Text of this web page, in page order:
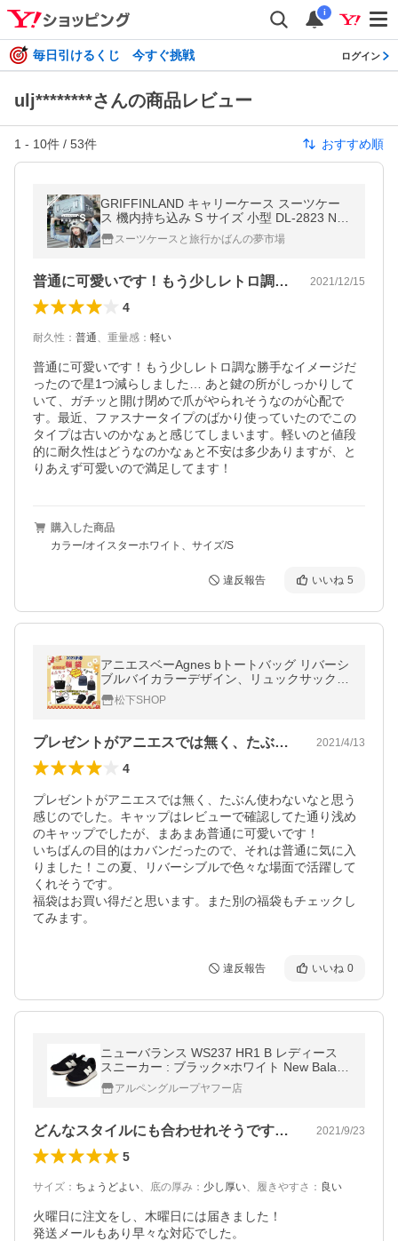
i
毎日引けるくじ 今すぐ挑戦 ログイン
ulj********さんの商品レビュー
1 - 10件 / 53件 おすすめ順
GRIFFINLAND キャリーケース スーツケー
ス 機内持ち込み S サイズ 小型 DL-2823 NO
BLE フレーム 軽量 人気 キャリーバッグ グ
リフィンランド ハード 2泊3日
スーツケースと旅行かばんの夢市場
普通に可愛いです！もう少しレトロ調な勝… 2021/12/15
4
耐久性 ： 普通、 重量感 ： 軽い
普通に可愛いです！もう少しレトロ調な勝手なイメージだ
ったので星1つ減らしました… あと鍵の所がしっかりして
いて、ガチッと開け閉めで爪がやられそうなのが心配で
す。最近、ファスナータイプのばかり使っていたのでこの
タイプは古いのかなぁと感じてしまいます。軽いのと値段
的に耐久性はどうなのかなぁと不安は多少ありますが、と
購入した商品
カラー/オイスターホワイト、サイズ/S
違反報告 いいね 5
アニエスベーAgnes bトートバッグ リバーシ
ブルバイカラーデザイン、リュックサック
ナイロン バック 、ミニ ショルダーバッグ ロ
ゴ、キャップ 帽子 レディース
松下SHOP
プレゼントがアニエスでは無く、たぶん使… 2021/4/13
4
プレゼントがアニエスでは無く、たぶん使わないなと思う
感じのでした。キャップはレビューで確認してた通り浅め
のキャップでしたが、まあまあ普通に可愛いです！
いちばんの目的はカバンだったので、それは普通に気に入
りました！この夏、リバーシブルで色々な場面で活躍して
くれそうです。
福袋はお買い得だと思います。また別の福袋もチェックし
てみます。
違反報告 いいね 0
ニューバランス WS237 HR1 B レディース
スニーカー : ブラック×ホワイト New Balanc
e
アルペングループヤフー店
どんなスタイルにも合わせれそうです！！！ 2021/9/23
5
サイズ ： ちょうどよい、 底の厚み ： 少し厚い、 履きやすさ ： 良い
火曜日に注文をし、木曜日には届きました！
発送メールもあり早々な対応でした。